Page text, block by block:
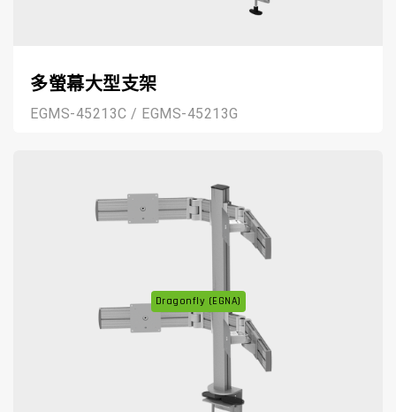
多螢幕大型支架
EGMS-45213C / EGMS-45213G
Dragonfly (EGNA)